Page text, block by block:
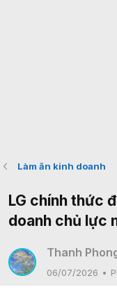
Làm ăn kinh doanh
LG chính thức
doanh chủ lực
Thanh
06/07/2026